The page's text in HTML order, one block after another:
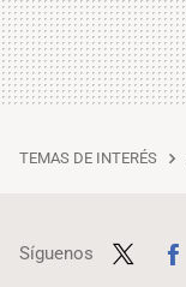
TEMAS DE INTERÉS
Síguenos